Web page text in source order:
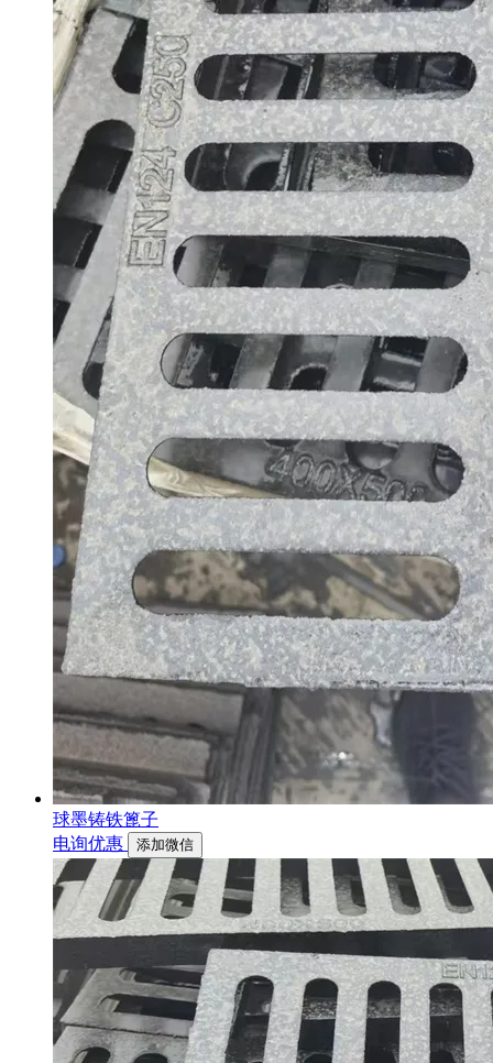
球墨铸铁篦子
电询优惠
添加微信